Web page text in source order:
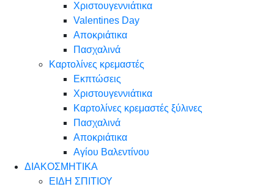
Χριστουγεννιάτικα
Valentines Day
Αποκριάτικα
Πασχαλινά
Καρτολίνες κρεμαστές
Εκπτώσεις
Χριστουγεννιάτικα
Καρτολίνες κρεμαστές ξύλινες
Πασχαλινά
Αποκριάτικα
Αγίου Βαλεντίνου
ΔΙΑΚΟΣΜΗΤΙΚΑ
ΕΙΔΗ ΣΠΙΤΙΟΥ